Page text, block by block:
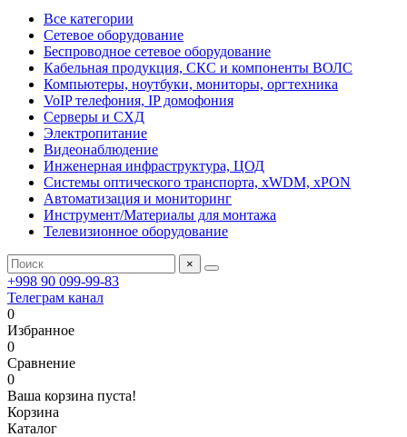
Все категории
Сетевое оборудование
Беспроводное сетевое оборудование
Кабельная продукция, СКС и компоненты ВОЛС
Компьютеры, ноутбуки, мониторы, оргтехника
VoIP телефония, IP домофония
Серверы и СХД
Электропитание
Видеонаблюдение
Инженерная инфраструктура, ЦОД
Системы оптического транспорта, xWDM, xPON
Автоматизация и мониторинг
Инструмент/Материалы для монтажа
Телевизионное оборудование
×
+998 90 099-99-83
Телеграм канал
0
Избранное
0
Сравнение
0
Ваша корзина пуста!
Корзина
Каталог